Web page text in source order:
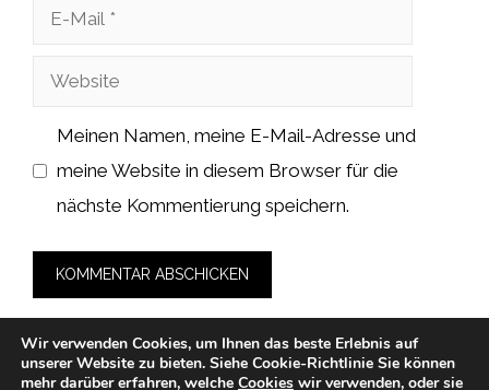
Website
Meinen Namen, meine E-Mail-Adresse und
meine Website in diesem Browser für die
nächste Kommentierung speichern.
Wir verwenden Cookies, um Ihnen das beste Erlebnis auf
unserer Website zu bieten. Siehe Cookie-Richtlinie Sie können
mehr darüber erfahren, welche Cookies wir verwenden, oder sie